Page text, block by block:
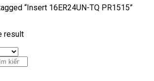
“Insert 16ER24UN-TQ PR1515”
result